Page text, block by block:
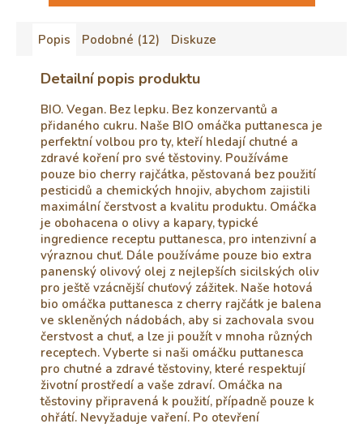
Popis Podobné (12) Diskuze
Detailní popis produktu
BIO. Vegan. Bez lepku. Bez konzervantů a
přidaného cukru. Naše BIO omáčka puttanesca je
perfektní volbou pro ty, kteří hledají chutné a
zdravé koření pro své těstoviny. Používáme
pouze bio cherry rajčátka, pěstovaná bez použití
pesticidů a chemických hnojiv, abychom zajistili
maximální čerstvost a kvalitu produktu. Omáčka
je obohacena o olivy a kapary, typické
ingredience receptu puttanesca, pro intenzivní a
výraznou chuť. Dále používáme pouze bio extra
panenský olivový olej z nejlepších sicilských oliv
pro ještě vzácnější chuťový zážitek. Naše hotová
bio omáčka puttanesca z cherry rajčátk je balena
ve skleněných nádobách, aby si zachovala svou
čerstvost a chuť, a lze ji použít v mnoha různých
receptech. Vyberte si naši omáčku puttanesca
pro chutné a zdravé těstoviny, které respektují
životní prostředí a vaše zdraví. Omáčka na
těstoviny připravená k použití, případně pouze k
ohřátí. Nevyžaduje vaření. Po otevření